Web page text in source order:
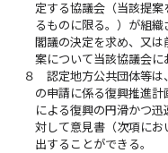
定する協議会（当該提
るものに限る。）が組
閣議の決定を求め、又
案について当該協議会に
８
認定地方公共団体等
の申請に係る復興推進
による復興の円滑かつ
対して意見書（次項に
出することができる。